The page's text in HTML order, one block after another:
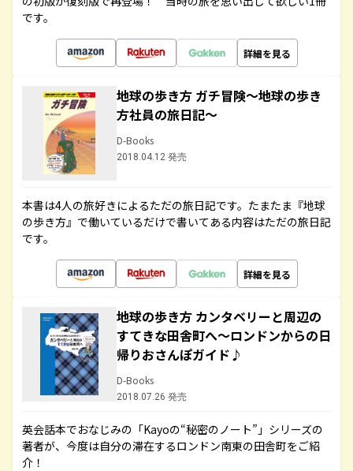
です。
詳細を見る
地球の歩き方 ガチ冒険～地球の歩き
方社員の旅日記～
D-Books
2018.04.12 発売
本書は4人の旅好きによるただの旅日記です。たまたま『地球
の歩き方』で働いているだけで書いてある内容はただの旅日記
です。
詳細を見る
地球の歩き方 カンタベリーと周辺の
すてきな田舎町へ～ロンドンからの日
帰りおさんぽガイド♪
D-Books
2018.07.26 発売
英会話本でおなじみの「Kayoの“秘密のノート”」シリーズの
著者が、今度は自分の滞在するロンドン南東の田舎町をご紹
介！